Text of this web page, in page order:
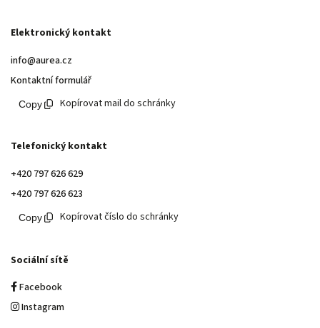
Elektronický kontakt
info@aurea.cz
Kontaktní formulář
Kopírovat mail do schránky
Telefonický kontakt
+420 797 626 629
+420 797 626 623
Kopírovat číslo do schránky
Sociální sítě
Facebook
Instagram